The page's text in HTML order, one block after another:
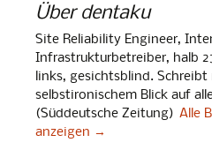
Über dentaku
Site Reliability Engineer,
Infrastrukturbetreiber, halb
links, gesichtsblind.
selbstironischem Blick auf
(Süddeutsche Zeitung) Alle
anzeigen →